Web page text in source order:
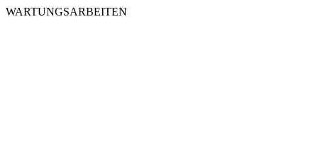
WARTUNGSARBEITEN